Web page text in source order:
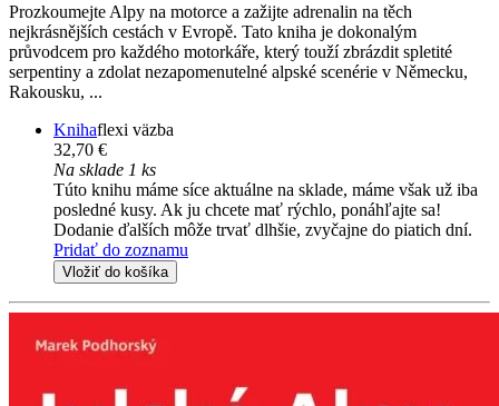
Prozkoumejte Alpy na motorce a zažijte adrenalin na těch
nejkrásnějších cestách v Evropě. Tato kniha je dokonalým
průvodcem pro každého motorkáře, který touží zbrázdit spletité
serpentiny a zdolat nezapomenutelné alpské scenérie v Německu,
Rakousku, ...
Knihaflexi väzba
32,70 €
Na sklade 1 ks
Túto knihu máme síce aktuálne na sklade, máme však už iba
posledné kusy. Ak ju chcete mať rýchlo, ponáhľajte sa!
Dodanie ďalších môže trvať dlhšie, zvyčajne do piatich dní.
Pridať do zoznamu
Vložiť do košíka